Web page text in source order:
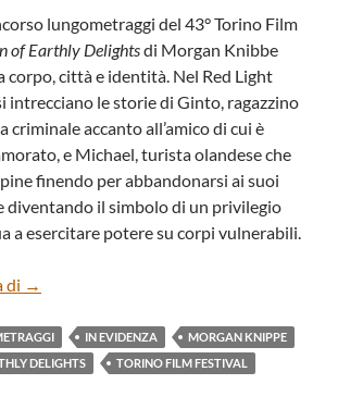
lungometraggi del 43° Torino Film
of Earthly Delightsdi Morgan Knibbe
corpo, città e identità. Nel Red Light
intrecciano le storie di Ginto, ragazzino
criminale accanto all’amico di cui è
e Michael, turista olandese che
finendo per abbandonarsi ai suoi
diventando il simbolo di un privilegio
a esercitare potere su corpi vulnerabili.
di “THE GARDEN OF EARTHLY
→
IN EVIDENZA
MORGAN KNIPPE
DELIGHTS
TORINO FILM FESTIVAL